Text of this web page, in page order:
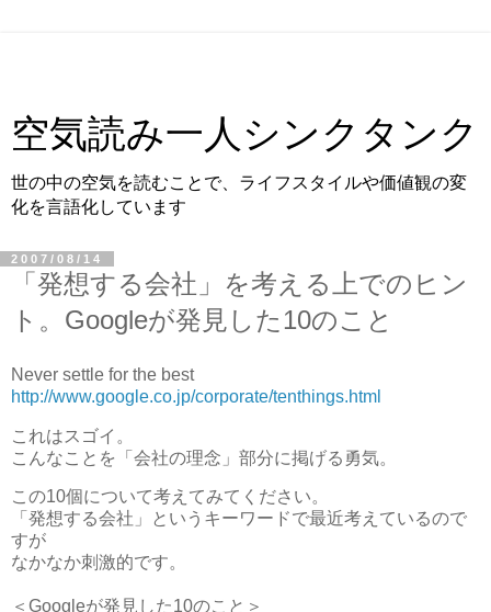
空気読み一人シンクタンク
世の中の空気を読むことで、ライフスタイルや価値観の変
化を言語化しています
2007/08/14
「発想する会社」を考える上でのヒン
ト。Googleが発見した10のこと
Never settle for the best
http://www.google.co.jp/corporate/tenthings.html
これはスゴイ。
こんなことを「会社の理念」部分に掲げる勇気。
この10個について考えてみてください。
「発想する会社」というキーワードで最近考えているので
すが
なかなか刺激的です。
＜Googleが発見した10のこと＞